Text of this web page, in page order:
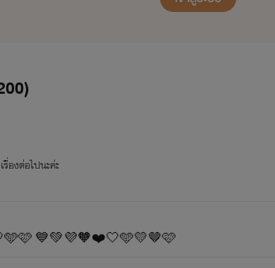
)
องต่อไปนะค่ะ
💙💚💜🧡❤️🤍🩵💛🤎🩷